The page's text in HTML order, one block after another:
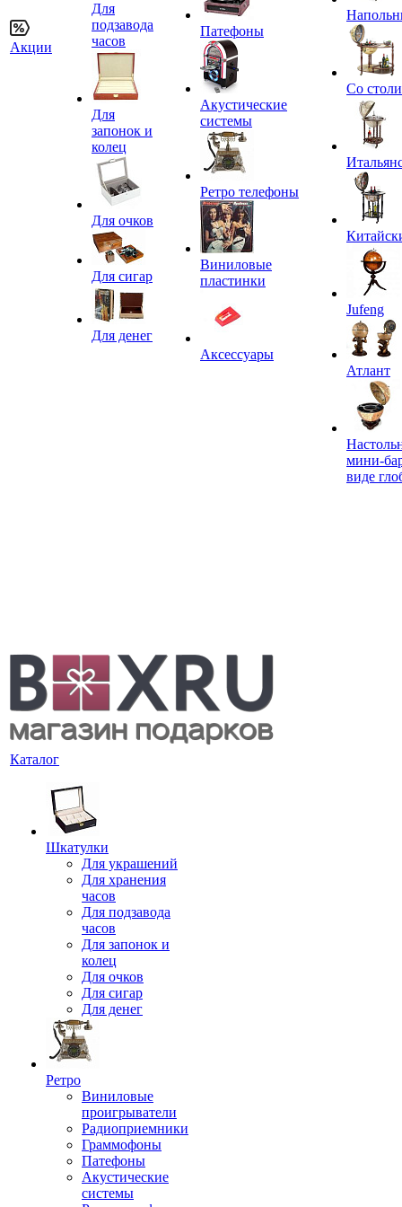
Акции
Для
подзавода
часов
Для
запонок и
колец
Для очков
Для сигар
Для денег
Патефоны
Акустические
системы
Ретро телефоны
Виниловые
пластинки
Аксессуары
Со
Jufeng
Атлант
мини-
виде
Каталог
Шкатулки
Для украшений
Для хранения
часов
Для подзавода
часов
Для запонок и
колец
Для очков
Для сигар
Для денег
Ретро
Виниловые
проигрыватели
Радиоприемники
Граммофоны
Патефоны
Акустические
системы